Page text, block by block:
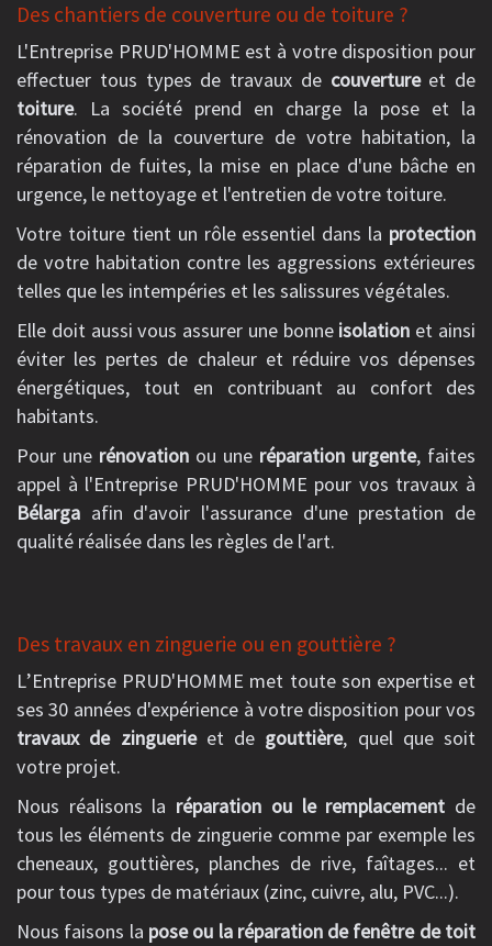
Des chantiers de couverture ou de toiture ?
L'Entreprise PRUD'HOMME est à votre disposition pour
effectuer tous types de travaux de couvertureet de
toiture. La société prend en charge la pose et la
rénovation de la couverture de votre habitation, la
réparation de fuites, la mise en place d'une bâche en
urgence, le nettoyage et l'entretien de votre toiture.
Votre toiture tient un rôle essentiel dans la protection
de votre habitation contre les aggressions extérieures
telles que les intempéries et les salissures végétales.
Elle doit aussi vous assurer une bonne isolation et ainsi
éviter les pertes de chaleur et réduire vos dépenses
énergétiques, tout en contribuant au confort des
habitants.
Pour une rénovation ou une réparation urgente, faites
appel à l'Entreprise PRUD'HOMME pour vos travaux à
Bélarga afin d'avoir l'assurance d'une prestation de
qualité réalisée dans les règles de l'art.
Des travaux en zinguerie ou en gouttière ?
L’Entreprise PRUD'HOMME met toute son expertise et
ses 30 années d'expérience à votre disposition pour vos
travaux de zinguerieet de gouttière, quel que soit
votre projet.
Nous réalisons la réparation ou le remplacement de
tous les éléments de zinguerie comme par exemple les
cheneaux, gouttières, planches de rive, faîtages... et
pour tous types de matériaux (zinc, cuivre, alu, PVC...).
Nous faisons la pose ou la réparation de fenêtre de toit